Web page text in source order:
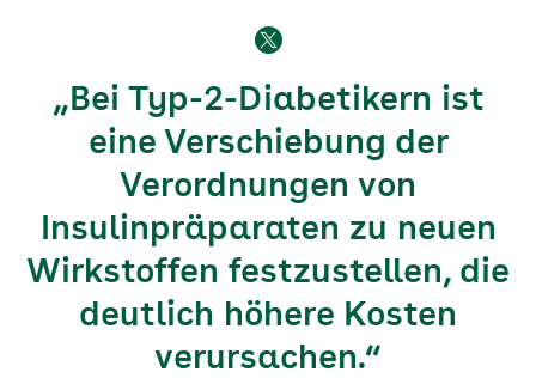
„Bei Typ-2-Diabetikern ist
eine Verschiebung der
Verordnungen von
Insulinpräparaten zu neuen
Wirkstoffen festzustellen, die
deutlich höhere Kosten
verursachen.“